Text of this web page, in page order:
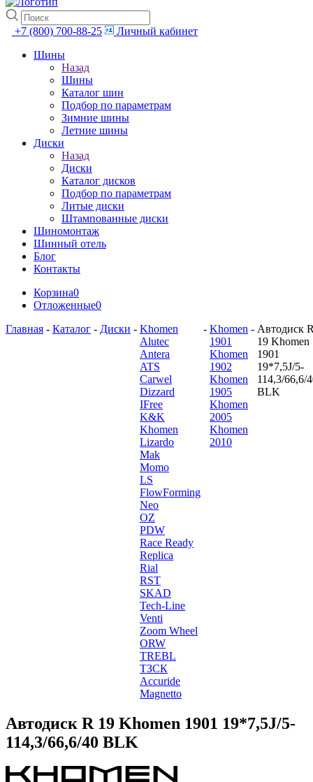
+7 (800) 700-88-25
Личный кабинет
Шины
Назад
Шины
Каталог шин
Подбор по параметрам
Зимние шины
Летние шины
Диски
Назад
Диски
Каталог дисков
Подбор по параметрам
Литые диски
Штампованные диски
Шиномонтаж
Шинный отель
Блог
Контакты
Корзина0
Отложенные0
Главная - Каталог - Диски - Khomen
Alutec
Antera
ATS
Carwel
Dizzard
IFree
K&K
Khomen
Lizardo
Mak
Momo
LS
FlowForming
Neo
OZ
PDW
Race Ready
Replica
Rial
RST
SKAD
Tech-Line
Venti
Zoom Wheel
ORW
TREBL
ТЗСК
Accuride
Magnetto
- Khomen
1901
Khomen
1902
Khomen
1905
Khomen
2005
Khomen
2010
- Автодиск
19 Khomen
1901
19*7,5J/5-
114,3/66,6/
BLK
Автодиск R 19 Khomen 1901 19*7,5J/5-
114,3/66,6/40 BLK